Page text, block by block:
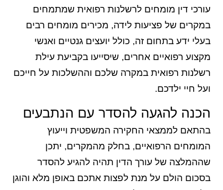
עורכי דין מומחים לרשלנות רפואית שמתמחים
במקרים של פציעות לידה, מכירים מומחים רבים
בעלי ידע בתחום זה, כולל יועצים גנטיים ואנשי
מקצוע רפואיים אחרים, שיסייעו בקביעת עילת
רשלנות רפואית במקרה שלכם וההשלכות על חייכם
ועל חיי ילדכם.
הכנה להגעה להסדר עם הנתבעים
בהתאם לממצאי החקירה המשפטית וייעוץ
המומחים הרפואיים, בחלק מהמקרים, יתכן
שההמלצה של עורך הדין תהיה להגיע להסדר
בסכום הולם על מנת לפצות אתכם באופן מלא והוגן